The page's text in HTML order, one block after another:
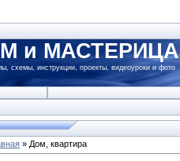
и
схемы, инструкции, проекты, видеоуроки и фото
» Дом, квартира